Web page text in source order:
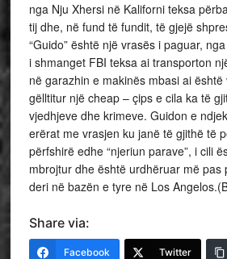
nga Nju Xhersi në Kaliforni teksa
tij dhe, në fund të fundit, të gjejë
“Guido” është një vrasës i paguar,
i shmanget FBI teksa ai transporton
në garazhin e makinës mbasi ai
gëlltitur një cheap – çips e cila ka të
vjedhjeve dhe krimeve. Guidon e
erërat me vrasjen ku janë të gjithë të
përfshirë edhe “njeriun parave”, i cili
mbrojtur dhe është urdhëruar më pas
deri në bazën e tyre në Los
Share via:
Facebook Twitter